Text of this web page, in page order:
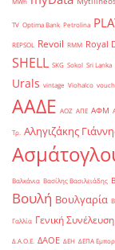
TV Optima Bank Petrolina
REPSOL Revoil RMM Royal
SHELL SKG Sokol Sri Lanka
Urals vintage Viohalco
ΑΑΔΕ ΑΟΖ ΑΠΕ ΑΦΜ
Τρ. Αληγιζάκης
Βαλκάνια Βασίλης Βασιλειάδης
Βουλή Βουλγαρία
Γαλλία Γενική Συνέλευση
Δ.Α.Ο.Ε. ΔΑΟΕ ΔΕΗ ΔΕΠΑ